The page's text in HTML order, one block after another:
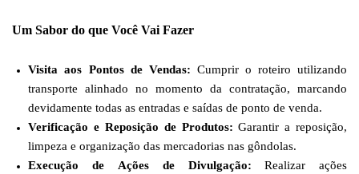
Um Sabor do que Você Vai Fazer
Visita aos Pontos de Vendas: Cumprir o roteiro utilizando
transporte alinhado no momento da contratação, marcando
devidamente todas as entradas e saídas de ponto de venda.
Verificação e Reposição de Produtos: Garantir a reposição,
limpeza e organização das mercadorias nas gôndolas.
Execução de Ações de Divulgação:
Realizar ações